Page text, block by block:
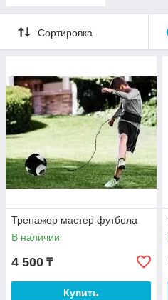
Сортировка
Тренажер мастер футбола
В наличии
4 500 ₸
Купить